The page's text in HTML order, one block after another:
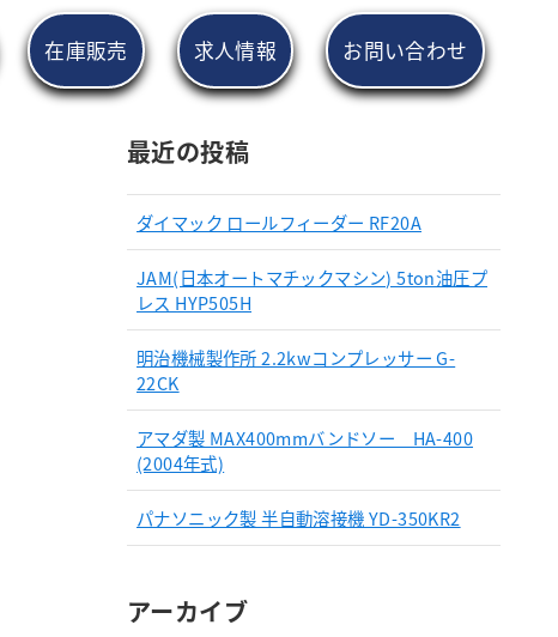
在庫販売 求人情報 お問い合わせ
最近の投稿
ダイマック ロールフィーダー RF20A
JAM(日本オートマチックマシン) 5ton油圧プ
レス HYP505H
明治機械製作所 2.2kwコンプレッサー G-
22CK
アマダ製 MAX400mmバンドソー HA-400
(2004年式)
パナソニック製 半自動溶接機 YD-350KR2
アーカイブ